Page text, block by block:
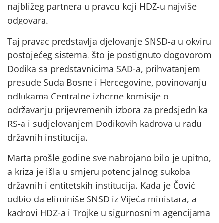
najbližeg partnera u pravcu koji HDZ-u najviše
odgovara.
Taj pravac predstavlja djelovanje SNSD-a u okviru
postojećeg sistema, što je postignuto dogovorom
Dodika sa predstavnicima SAD-a, prihvatanjem
presude Suda Bosne i Hercegovine, povinovanju
odlukama Centralne izborne komisije o
održavanju prijevremenih izbora za predsjednika
RS-a i sudjelovanjem Dodikovih kadrova u radu
državnih institucija.
Marta prošle godine sve nabrojano bilo je upitno,
a kriza je išla u smjeru potencijalnog sukoba
državnih i entitetskih institucija. Kada je Čović
odbio da eliminiše SNSD iz Vijeća ministara, a
kadrovi HDZ-a i Trojke u sigurnosnim agencijama